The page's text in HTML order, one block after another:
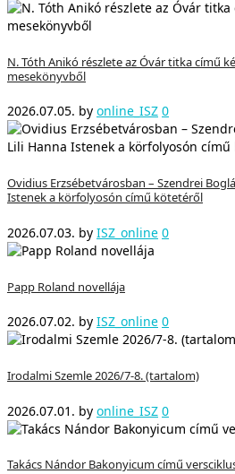
N. Tóth Anikó részlete az Óvár titka című
mesekönyvből
2026.07.05. by online_ISZ 0
Ovidius Erzsébetvárosban – Szendrei
Istenek a körfolyosón című kötetéről
2026.07.03. by ISZ_online 0
Papp Roland novellája
2026.07.02. by ISZ_online 0
Irodalmi Szemle 2026/7-8. (tartalom)
2026.07.01. by online_ISZ 0
Takács Nándor Bakonyicum című